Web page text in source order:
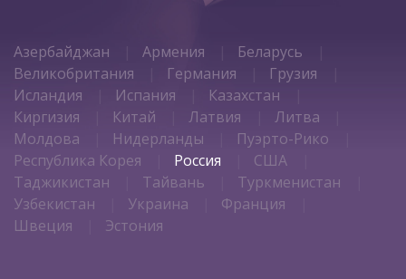
Азербайджан Армения
Беларусь
Великобритания
Германия
Грузия
Исландия
Испания
Казахстан
Киргизия
Китай Латвия
Литва
Молдова
Нидерланды
Пуэрто-Рико
Республика Корея
Россия
США
Таджикистан
Тайвань
Туркменистан
Узбекистан
Украина
Франция
Швеция
Эстония